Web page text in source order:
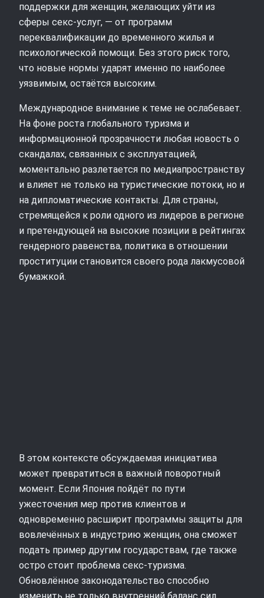
поддержки для женщин, желающих уйти из
сферы секс-услуг, — от программ
переквалификации до временного жилья и
психологической помощи. Без этого риск того,
что новые нормы ударят именно по наиболее
уязвимым, остаётся высоким.
Международное внимание к теме не ослабевает.
На фоне роста глобального туризма и
информационной прозрачности любая новость о
скандалах, связанных с эксплуатацией,
моментально разлетается по медиапространству
и влияет не только на туристические потоки, но и
на дипломатические контакты. Для страны,
стремящейся к роли одного из лидеров в регионе
и претендующей на высокие позиции в рейтингах
гендерного равенства, политика в отношении
проституции становится своего рода лакмусовой
бумажкой.
В этом контексте обсуждаемая инициатива
может превратиться в важный поворотный
момент. Если Япония пойдёт по пути
ужесточения мер против клиентов и
одновременно расширит программы защиты для
вовлечённых в индустрию женщин, она сможет
подать пример другим государствам, где также
остро стоит проблема секс-туризма.
Обновлённое законодательство способно